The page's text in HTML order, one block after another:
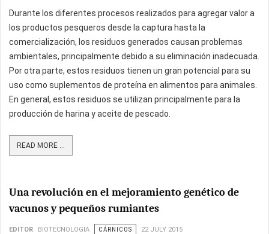
Durante los diferentes procesos realizados para agregar valor a
los productos pesqueros desde la captura hasta la
comercialización, los residuos generados causan problemas
ambientales, principalmente debido a su eliminación inadecuada.
Por otra parte, estos residuos tienen un gran potencial para su
uso como suplementos de proteína en alimentos para animales.
En general, estos residuos se utilizan principalmente para la
producción de harina y aceite de pescado.
READ MORE ...
Una revolución en el mejoramiento genético de
vacunos y pequeños rumiantes
EDITOR BIOTECNOLOGIA CÁRNICOS 22 JULY 2015